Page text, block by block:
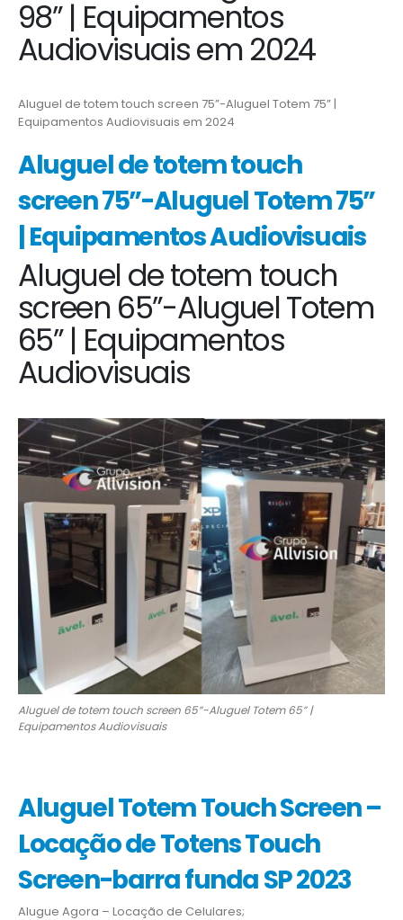
98” | Equipamentos
Audiovisuais em 2024
Aluguel de totem touch screen 75”-Aluguel Totem 75” |
Equipamentos Audiovisuais em 2024
Aluguel de totem touch
screen 75”-Aluguel Totem 75”
| Equipamentos Audiovisuais
Aluguel de totem touch
screen 65”-Aluguel Totem
65” | Equipamentos
Audiovisuais
Aluguel de totem touch screen 65”-Aluguel Totem 65” |
Equipamentos Audiovisuais
Aluguel Totem Touch Screen –
Locação de Totens Touch
Screen-barra funda SP 2023
Alugue Agora – Locação de Celulares;